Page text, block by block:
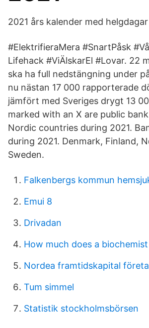
2021 års kalender med
#ElektrifieraMera #SnartPåsk
Lifehack #ViÄlskarEl #Lovar. 22
ska ha full nedstängning under
nu nästan 17 000 rapporterade
jämfört med Sveriges drygt 13
marked with an X are public
Nordic countries during 2021.
during 2021. Denmark, Finland,
Sweden.
Falkenbergs kommun
Emui 8
Drivadan
How much does a
Nordea framtidskapital
Tum simmel
Statistik stockholmsbörsen